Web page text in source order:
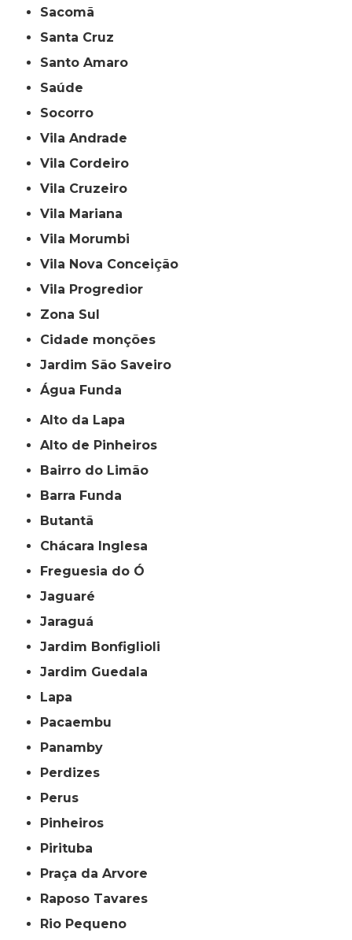
Sacomã
Santa Cruz
Santo Amaro
Saúde
Socorro
Vila Andrade
Vila Cordeiro
Vila Cruzeiro
Vila Mariana
Vila Morumbi
Vila Nova Conceição
Vila Progredior
Zona Sul
cidade monções
jardim São Saveiro
Água Funda
Alto da Lapa
Alto de Pinheiros
Bairro do Limão
Barra Funda
Butantã
Chácara Inglesa
Freguesia do Ó
Jaguaré
Jaraguá
Jardim Bonfiglioli
Jardim Guedala
Lapa
Pacaembu
Panamby
Perdizes
Perus
Pinheiros
Pirituba
Praça da Arvore
Raposo Tavares
Rio Pequeno